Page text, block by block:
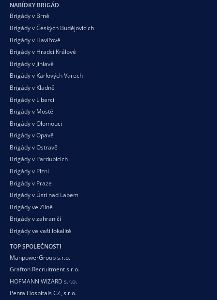
NABÍDKY BRIGÁD
Brigády v Brně
Brigády v Českých Budějovicích
Brigády v Havířově
Brigády v Hradci Králové
Brigády v Jihlavě
Brigády v Karlových Varech
Brigády v Kladně
Brigády v Liberci
Brigády v Mostě
Brigády v Olomouci
Brigády v Opavě
Brigády v Ostravě
Brigády v Pardubicích
Brigády v Plzni
Brigády v Praze
Brigády v Ústí nad Labem
Brigády ve Zlíně
Brigády v zahraničí
Brigády ve vaší lokalitě
TOP SPOLEČNOSTI
ManpowerGroup s.r.o.
Grafton Recruitment s.r.o.
HOFMANN WIZARD s.r.o.
Penta Hospitals CZ, s.r.o.